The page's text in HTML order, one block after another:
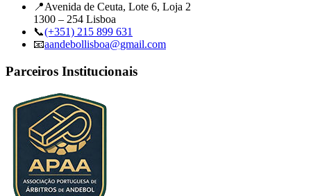
📍Avenida de Ceuta, Lote 6, Loja 2
1300 – 254 Lisboa
📞(+351) 215 899 631
📧aandebollisboa@gmail.com
Parceiros Institucionais